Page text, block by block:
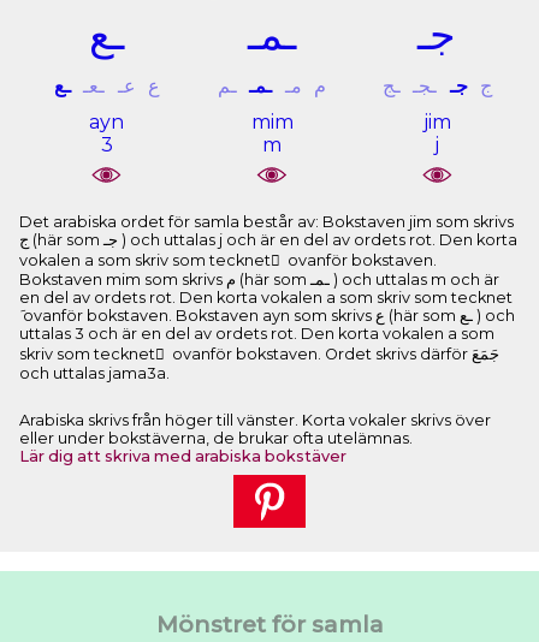
ﺟـ ـﻤـ ـﻊ
ﺝ ﺟـ ـﺠـ ـﺞ ﻡ ﻣـ ـﻤـ ـﻢ ﻉ ﻋـ ـﻌـ ـﻊ
jim
j
mim
m
ayn
3
Det arabiska ordet för samla består av: Bokstaven jim som skrivs
ﺝ (här som ﺟـ ) och uttalas j och är en del av ordets rot. Den korta
vokalen a som skriv som tecknet َ ovanför bokstaven.
Bokstaven mim som skrivs ﻡ (här som ـﻤـ ) och uttalas m och är
en del av ordets rot. Den korta vokalen a som skriv som tecknet
َ ovanför bokstaven. Bokstaven ayn som skrivs ﻉ (här som ـﻊ ) och
uttalas 3 och är en del av ordets rot. Den korta vokalen a som
skriv som tecknet َ ovanför bokstaven. Ordet skrivs därför ﺟَﻤَﻊَ
och uttalas jama3a.
Arabiska skrivs från höger till vänster. Korta vokaler skrivs över
eller under bokstäverna, de brukar ofta utelämnas.
Lär dig att skriva med arabiska bokstäver
Mönstret för samla